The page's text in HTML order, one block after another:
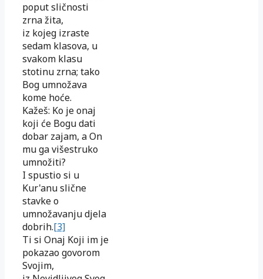
poput sličnosti
zrna žita,
iz kojeg izraste
sedam klasova, u
svakom klasu
stotinu zrna; tako
Bog umnožava
kome hoće.
Kažeš: Ko je onaj
koji će Bogu dati
dobar zajam, a On
mu ga višestruko
umnožiti?
I spustio si u
Kur'anu slične
stavke o
umnožavanju djela
dobrih.[3]
Ti si Onaj Koji im je
pokazao govorom
Svojim,